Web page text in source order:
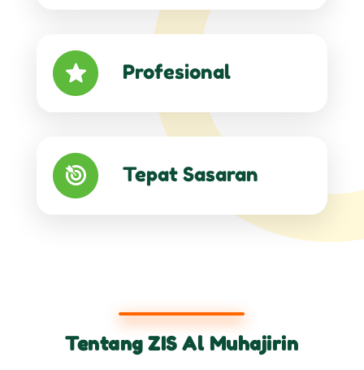
Profesional
Tepat Sasaran
Tentang ZIS Al Muhajirin